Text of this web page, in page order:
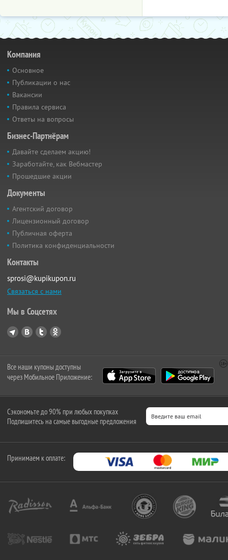
Компания
Основное
Публикации о нас
Вакансии
Правила сервиса
Ответы на вопросы
Бизнес-Партнёрам
Давайте сделаем акцию!
Заработайте, как Вебмастер
Прошедшие акции
Документы
Агентский договор
Лицензионный договор
Публичная оферта
Политика конфиденциальности
Контакты
sprosi@kupikupon.ru
Связаться с нами
Мы в Соцсетях
Все наши купоны доступны
через Мобильное Приложение:
Сэкономьте до 90% при любых покупках
Подпишитесь на самые выгодные предложения
Принимаем к оплате: